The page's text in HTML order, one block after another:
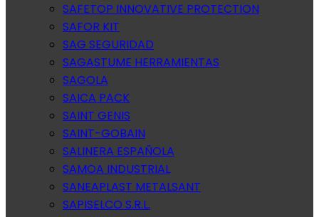
SAFETOP INNOVATIVE PROTECTION
SAFOR KIT
SAG SEGURIDAD
SAGASTUME HERRAMIENTAS
SAGOLA
SAICA PACK
SAINT GENIS
SAINT-GOBAIN
SALINERA ESPAÑOLA
SAMOA INDUSTRIAL
SANEAPLAST METALSANT
SAPISELCO S.R.L.